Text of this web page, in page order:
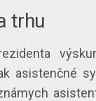
trhu
asistenčné